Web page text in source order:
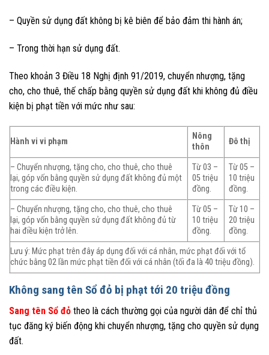
– Quyền sử dụng đất không bị kê biên để bảo đảm thi hành án;
– Trong thời hạn sử dụng đất.
Theo khoản 3 Điều 18 Nghị định 91/2019, chuyển nhượng, tặng
cho, cho thuê, thế chấp bằng quyền sử dụng đất khi không đủ điều
kiện bị phạt tiền với mức như sau:
Hành vi vi phạm
Nông
thôn
Đô thị
– Chuyển nhượng, tặng cho, cho thuê, cho thuê
lại, góp vốn bằng quyền sử dụng đất không đủ một
trong các điều kiện.
Từ 03 –
05 triệu
đồng.
Từ 05 –
10 triệu
đồng.
– Chuyển nhượng, tặng cho, cho thuê, cho thuê
lại, góp vốn bằng quyền sử dụng đất không đủ từ
hai điều kiện trở lên.
Từ 05 –
10 triệu
đồng.
Từ 10 –
20 triệu
đồng.
Lưu ý: Mức phạt trên đây áp dụng đối với cá nhân, mức phạt đối với tổ
chức bằng 02 lần mức phạt tiền đối với cá nhân (tối đa là 40 triệu đồng).
Không sang tên Sổ đỏ bị phạt tới 20 triệu đồng
Sang tên Sổ đỏ theo là cách thường gọi của người dân để chỉ thủ
tục đăng ký biến động khi chuyển nhượng, tặng cho quyền sử dụng
đất.